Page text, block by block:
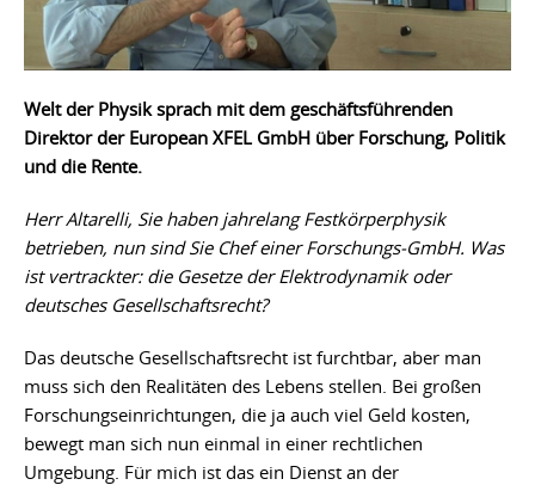
Welt der Physik sprach mit dem geschäftsführenden
Direktor der European XFEL GmbH über Forschung, Politik
und die Rente.
Herr Altarelli, Sie haben jahrelang Festkörperphysik
betrieben, nun sind Sie Chef einer Forschungs-GmbH. Was
ist vertrackter: die Gesetze der Elektrodynamik oder
deutsches Gesellschaftsrecht?
Das deutsche Gesellschaftsrecht ist furchtbar, aber man
muss sich den Realitäten des Lebens stellen. Bei großen
Forschungseinrichtungen, die ja auch viel Geld kosten,
bewegt man sich nun einmal in einer rechtlichen
Umgebung. Für mich ist das ein Dienst an der